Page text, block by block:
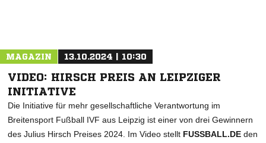
MAGAZIN 13.10.2024 | 10:30
VIDEO: HIRSCH PREIS AN LEIPZIGER
INITIATIVE
Die Initiative für mehr gesellschaftliche Verantwortung im
Breitensport Fußball IVF aus Leipzig ist einer von drei Gewinnern
des Julius Hirsch Preises 2024. Im Video stellt FUSSBALL.DE den